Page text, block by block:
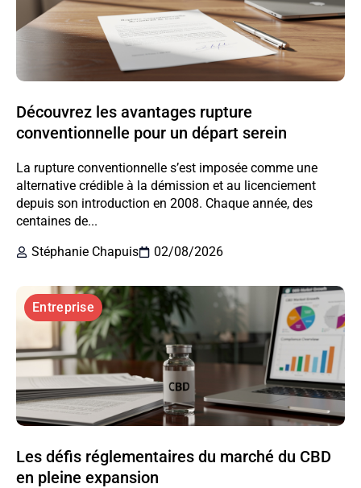
Découvrez les avantages rupture
conventionnelle pour un départ serein
La rupture conventionnelle s’est imposée comme une
alternative crédible à la démission et au licenciement
depuis son introduction en 2008. Chaque année, des
centaines de...
Stéphanie Chapuis
02/08/2026
Entreprise
Les défis réglementaires du marché du CBD
en pleine expansion